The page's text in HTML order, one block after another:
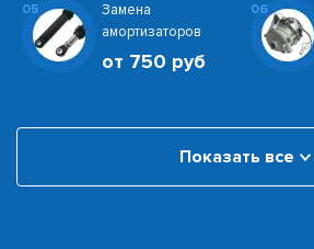
05
Замена
амортизаторов
от 750 руб
06
Показать все